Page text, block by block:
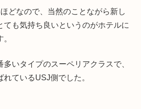
どなので、当然のことながら新し
ても気持ち良いというのがホテルに
いタイプのスーペリアクラスで、
ているUSJ側でした。